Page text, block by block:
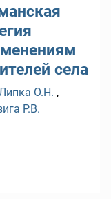
села
О.Н. ,
Р.В.